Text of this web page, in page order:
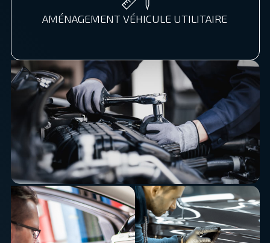
AMÉNAGEMENT VÉHICULE UTILITAIRE